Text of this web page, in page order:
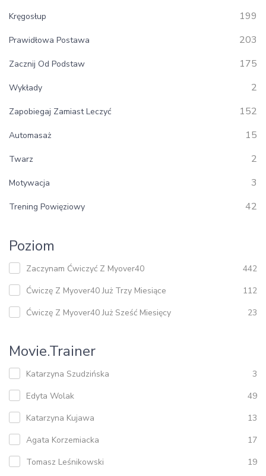
Kręgosłup 199
Prawidłowa Postawa 203
Zacznij Od Podstaw 175
Wykłady 2
Zapobiegaj Zamiast Leczyć 152
Automasaż 15
Twarz 2
Motywacja 3
Trening Powięziowy 42
Poziom
Zaczynam Ćwiczyć Z Myover40
442
Ćwiczę Z Myover40 Już Trzy Miesiące
112
Ćwiczę Z Myover40 Już Sześć Miesięcy
23
Movie.trainer
Katarzyna Szudzińska
3
Edyta Wolak
49
Katarzyna Kujawa
13
Agata Korzemiacka
17
Tomasz Leśnikowski
19